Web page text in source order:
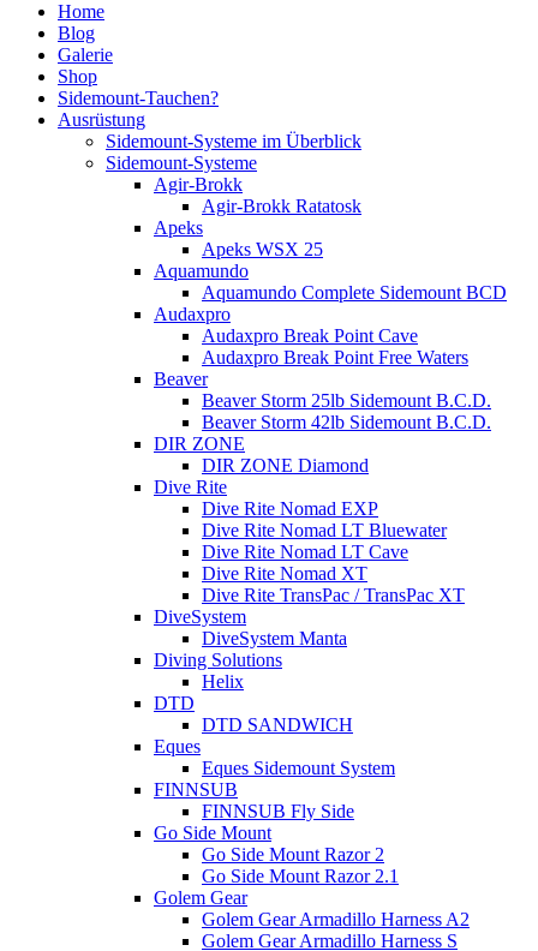
Home
Blog
Galerie
Shop
Sidemount-Tauchen?
Ausrüstung
Sidemount-Systeme im Überblick
Sidemount-Systeme
Agir-Brokk
Agir-Brokk Ratatosk
Apeks
Apeks WSX 25
Aquamundo
Aquamundo Complete Sidemount BCD
Audaxpro
Audaxpro Break Point Cave
Audaxpro Break Point Free Waters
Beaver
Beaver Storm 25lb Sidemount B.C.D.
Beaver Storm 42lb Sidemount B.C.D.
DIR ZONE
DIR ZONE Diamond
Dive Rite
Dive Rite Nomad EXP
Dive Rite Nomad LT Bluewater
Dive Rite Nomad LT Cave
Dive Rite Nomad XT
Dive Rite TransPac / TransPac XT
DiveSystem
DiveSystem Manta
Diving Solutions
Helix
DTD
DTD SANDWICH
Eques
Eques Sidemount System
FINNSUB
FINNSUB Fly Side
Go Side Mount
Go Side Mount Razor 2
Go Side Mount Razor 2.1
Golem Gear
Golem Gear Armadillo Harness A2
Golem Gear Armadillo Harness S